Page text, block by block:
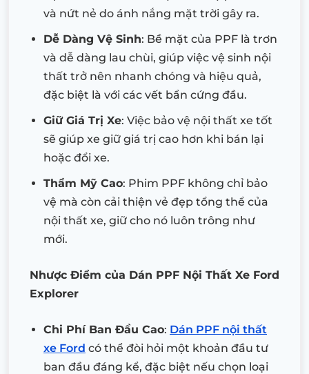
và nứt nẻ do ánh nắng mặt trời gây ra.
Dễ Dàng Vệ Sinh: Bề mặt của PPF là trơn
và dễ dàng lau chùi, giúp việc vệ sinh nội
thất trở nên nhanh chóng và hiệu quả,
đặc biệt là với các vết bẩn cứng đầu.
Giữ Giá Trị Xe: Việc bảo vệ nội thất xe tốt
sẽ giúp xe giữ giá trị cao hơn khi bán lại
hoặc đổi xe.
Thẩm Mỹ Cao: Phim PPF không chỉ bảo
vệ mà còn cải thiện vẻ đẹp tổng thể của
nội thất xe, giữ cho nó luôn trông như
mới.
Nhược Điểm của Dán PPF Nội Thất Xe Ford
Explorer
Chi Phí Ban Đầu Cao: Dán PPF nội thất
xe Ford có thể đòi hỏi một khoản đầu tư
ban đầu đáng kể, đặc biệt nếu chọn loại